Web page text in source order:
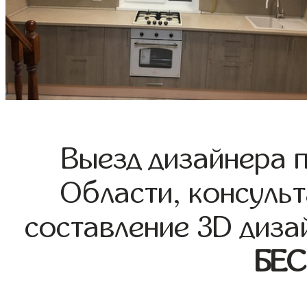
Выезд дизайнера
Области,
составление 3D